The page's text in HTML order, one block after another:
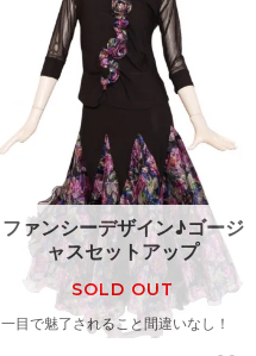
ファンシーデザイン♪ゴージ
ャスセットアップ
SOLD OUT
一目で魅了されること間違いなし！